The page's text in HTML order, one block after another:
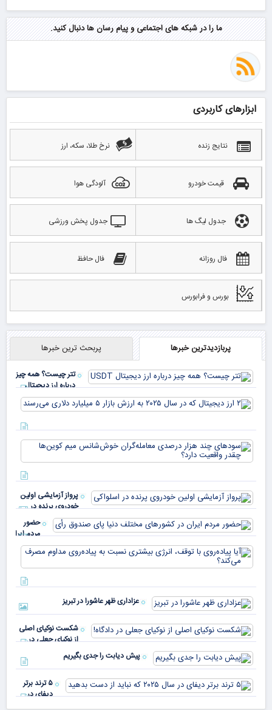
ما را در شبکه های اجتماعی و پیام رسان ها دنبال کنید.
ابزارهای کاربردی
نتایج زنده نرخ طلا، سکه، ارز
قیمت خودرو آلودگی هوا
جدول لیگ ها جدول پخش ورزشی
فال روزانه فال حافظ
بورس و فرابورس
پربازدیدترین خبرها پربحث ترین خبرها
تتر چیست؟ همه چیز
درباره ارز دیجیتال
USDT
پرواز آزمایشی اولین
خودروی پرنده در
اسلواکی
حضور
مردم ایران
در
کشورهای
مختلف
دنیا پای
صندوق
عزاداری ظهر عاشورا در تبریز
شکست نوکیای اصلی
از نوکیای جعلی در
دادگاه!
پیش دیابت را جدی بگیریم
۵ ترند برتر
دیفای در